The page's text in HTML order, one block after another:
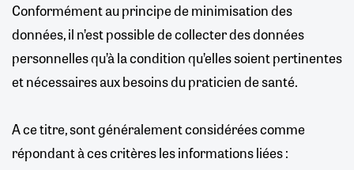
Conformément au principe de minimisation des
données, il n’est possible de collecter des données
personnelles qu’à la condition qu’elles soient pertinentes
et nécessaires aux besoins du praticien de santé.
A ce titre, sont généralement considérées comme
répondant à ces critères les informations liées :